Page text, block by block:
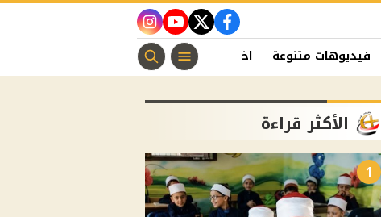
facebook
twitter
youtube
instagram
فيديوهات متنوعة اخبار الفن منوعات مسيحية
الأكثر قراءة
1